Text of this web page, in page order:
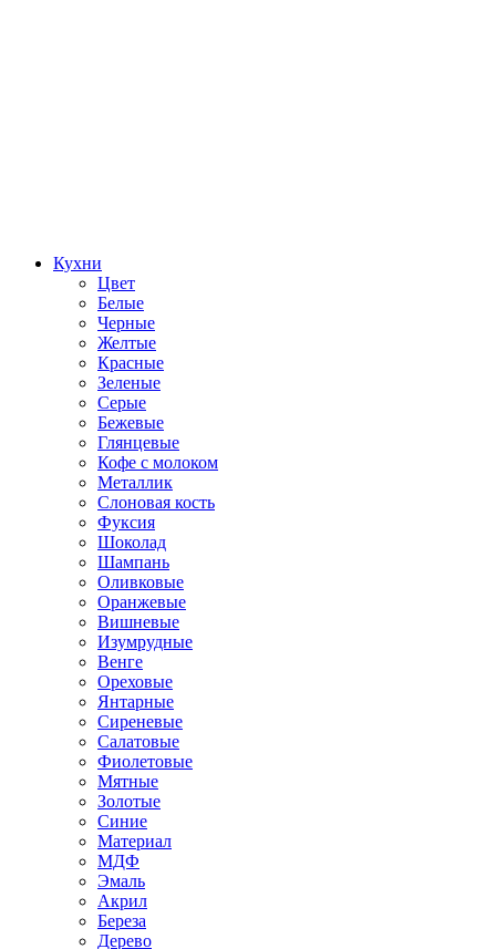
Кухни
Цвет
Белые
Черные
Желтые
Красные
Зеленые
Серые
Бежевые
Глянцевые
Кофе с молоком
Металлик
Слоновая кость
Фуксия
Шоколад
Шампань
Оливковые
Оранжевые
Вишневые
Изумрудные
Венге
Ореховые
Янтарные
Сиреневые
Салатовые
Фиолетовые
Мятные
Золотые
Синие
Материал
МДФ
Эмаль
Акрил
Береза
Дерево